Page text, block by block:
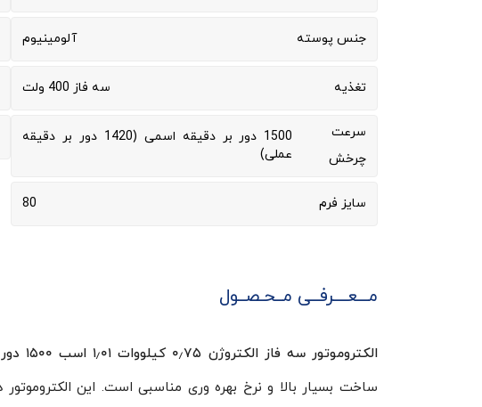
جنس پوسته آلومینیوم
تغذیه سه فاز 400 ولت
سرعت
چرخش
1500 دور بر دقیقه اسمی (1420 دور بر دقیقه
عملی)
سایز فرم 80
مـــعــــرفــی مــحـصــول
الکتروموتور سه فاز الکتروژن ۰٫۷۵ کیلووات ۱٫۰۱ اسب ۱۵۰۰ دور